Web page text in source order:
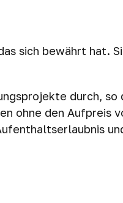
sich bewährt hat.
durch, so
ohne den Aufpreis